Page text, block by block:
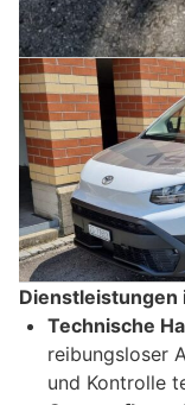
Dienstleistungen
Technische
reibungsloser
und Kontrolle